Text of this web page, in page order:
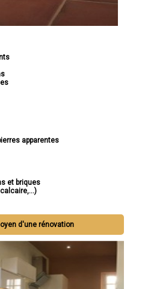
apparentes
et briques
d'une rénovation